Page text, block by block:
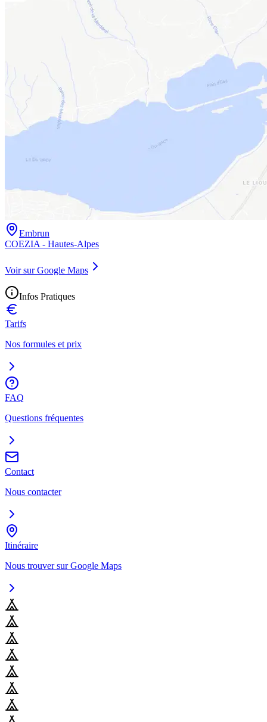
Embrun
COEZIA - Hautes-Alpes
Voir sur Google Maps
Infos Pratiques
Tarifs
Nos formules et prix
FAQ
Questions fréquentes
Contact
Nous contacter
Itinéraire
Nous trouver sur Google Maps